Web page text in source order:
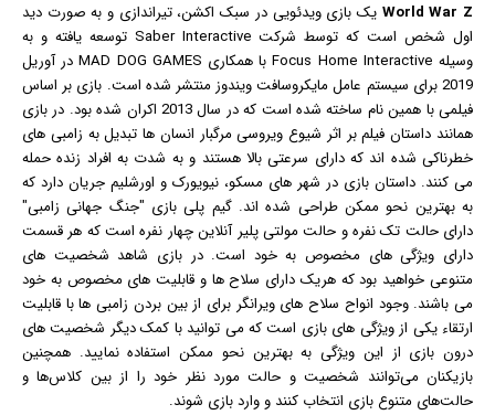
World War Z یکبازی ویدئویی در سبک اکشن، تیراندازی و به صورت دید
اول شخص است که توسط شرکت Saber Interactive توسعه یافته و به
وسیله Focus Home Interactive با همکاری MAD DOG GAMES در آوریل
2019 برای سیستم عامل مایکروسافت
ویندوزمنتشر شده است. بازی بر اساس
فیلم
ی با همین نام ساخته شده است که در سال 2013 اکران شده بود. در بازی
همانند داستان فیلم بر اثر شیوع ویروسی مرگبار انسان ها تبدیل به زامبی های
خطرناکی شده اند که دارای سرعتی بالا هستند و به شدت به افراد زنده حمله
می کنند. داستان بازی در شهر های مسکو، نیویورک و اورشلیم جریان دارد که
به بهترین نحو ممکن طراحی شده اند. گیم پلی بازی "جنگ جهانی زامبی"
دارای حالت تک نفره و حالت مولتی پلیر آنلاین چهار نفره است که هر قسمت
دارای ویژگی های مخصوص به خود است. در بازی شاهد شخصیت های
متنوعی خواهید بود که هریک دارای سلاح ها و قابلیت های مخصوص به خود
می باشند. وجود انواح سلاح های ویرانگر برای از بین بردن زامبی ها با قابلیت
ارتقاء یکی از ویژگی های بازی است که می توانید با کمک دیگر شخصیت های
درون بازی از این ویژگی به بهترین نحو ممکن استفاده نمایید. همچنین
بازیکنان می‌توانند شخصیت و حالت مورد نظر خود را از بین کلاس‌ها و
حالت‌های متنوع بازی انتخاب کنند و وارد بازی شوند.